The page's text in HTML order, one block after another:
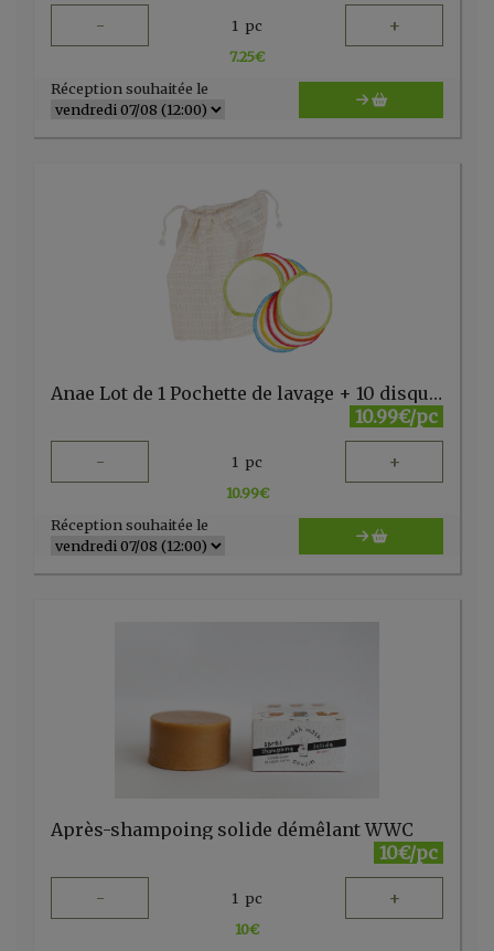
- 1 pc +
7.25€
Réception souhaitée le
Anae Lot de 1 Pochette de lavage + 10 disques maquillage
10.99€/pc
- 1 pc +
10.99€
Réception souhaitée le
Après-shampoing solide démêlant WWC
10€/pc
- 1 pc +
10€